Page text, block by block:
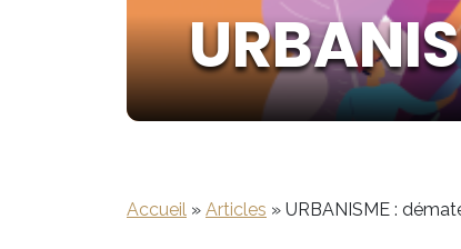
Accueil » Articles » URBANISME :